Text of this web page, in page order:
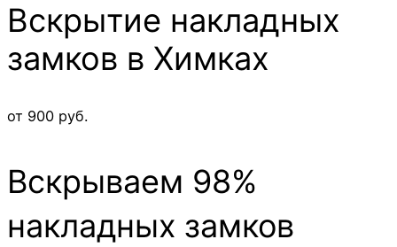
Вскрытие накладных
замков в Химках
от 900 руб.
Вскрываем 98%
накладных замков